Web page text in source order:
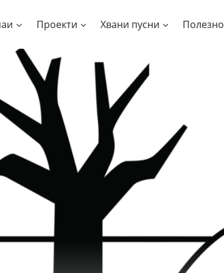
Проекти Хвани пусни Полезно